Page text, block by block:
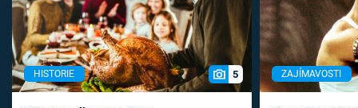
HISTORIE 5 ZAJÍMAVOSTI